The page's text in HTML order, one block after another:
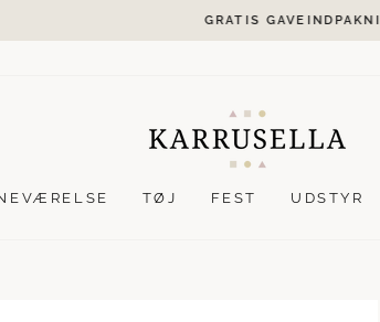
Stop
GRATIS GAVEINDPAKNING
TØJ FEST UDSTYR